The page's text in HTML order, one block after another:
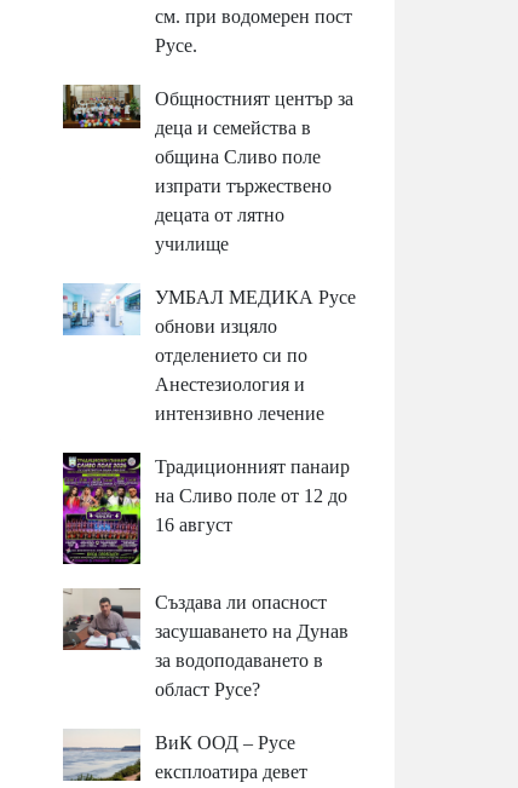
см. при водомерен пост
Русе.
Общностният център за
деца и семейства в
община Сливо поле
изпрати тържествено
децата от лятно
училище
УМБАЛ МЕДИКА Русе
обнови изцяло
отделението си по
Анестезиология и
интензивно лечение
Традиционният панаир
на Сливо поле от 12 до
16 август
Създава ли опасност
засушаването на Дунав
за водоподаването в
област Русе?
ВиК ООД – Русе
експлоатира девет